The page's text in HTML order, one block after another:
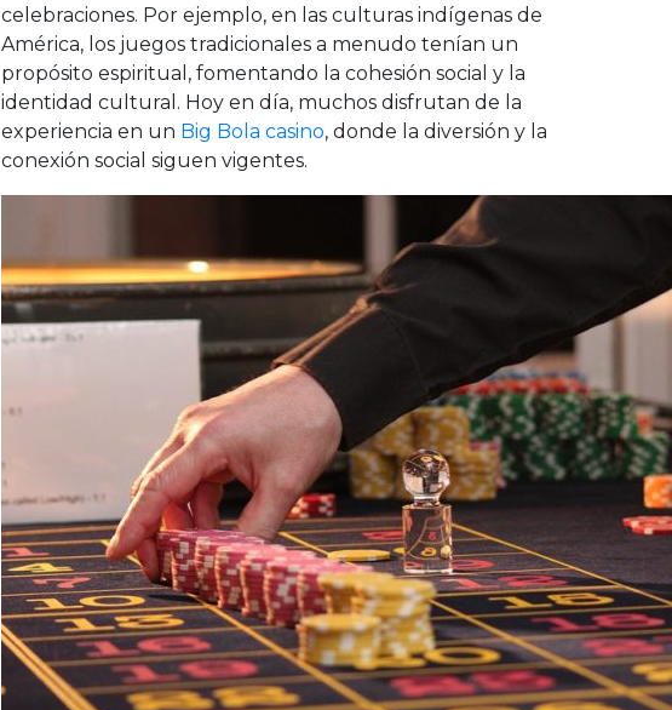
celebraciones. Por ejemplo, en las culturas indígenas de
América, los juegos tradicionales a menudo tenían un
propósito espiritual, fomentando la cohesión social y la
identidad cultural. Hoy en día, muchos disfrutan de la
experiencia en un Big Bola casino, donde la diversión y la
conexión social siguen vigentes.